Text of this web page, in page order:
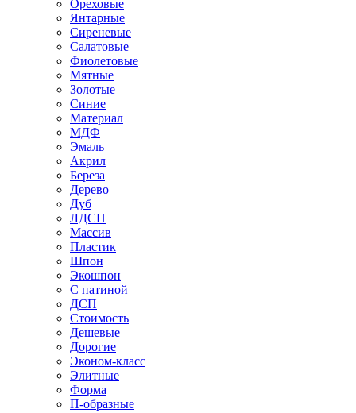
Ореховые
Янтарные
Сиреневые
Салатовые
Фиолетовые
Мятные
Золотые
Синие
Материал
МДФ
Эмаль
Акрил
Береза
Дерево
Дуб
ЛДСП
Массив
Пластик
Шпон
Экошпон
С патиной
ДСП
Стоимость
Дешевые
Дорогие
Эконом-класс
Элитные
Форма
П-образные